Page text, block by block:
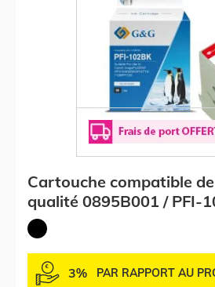
Cartouche compatible
qualité 0895B001 / PFI-
noire
3% PAR RAPPORT AU